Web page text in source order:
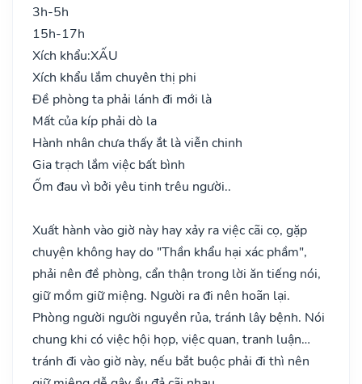
3h-5h
15h-17h
Xích khẩu:XẤU
Xích khẩu lắm chuyên thị phi
Đề phòng ta phải lánh đi mới là
Mất của kíp phải dò la
Hành nhân chưa thấy ắt là viễn chinh
Gia trạch lắm việc bất bình
Ốm đau vì bởi yêu tinh trêu người..
Xuất hành vào giờ này hay xảy ra việc cãi cọ, gặp
chuyện không hay do "Thần khẩu hại xác phầm",
phải nên đề phòng, cẩn thận trong lời ăn tiếng nói,
giữ mồm giữ miệng. Người ra đi nên hoãn lại.
Phòng người người nguyền rủa, tránh lây bệnh. Nói
chung khi có việc hội họp, việc quan, tranh luận…
tránh đi vào giờ này, nếu bắt buộc phải đi thì nên